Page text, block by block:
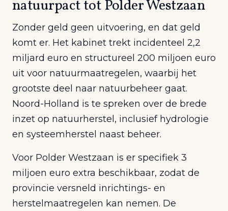
natuurpact tot Polder Westzaan
Zonder geld geen uitvoering, en dat geld
komt er. Het kabinet trekt incidenteel 2,2
miljard euro en structureel 200 miljoen euro
uit voor natuurmaatregelen, waarbij het
grootste deel naar natuurbeheer gaat.
Noord-Holland is te spreken over de brede
inzet op natuurherstel, inclusief hydrologie
en systeemherstel naast beheer.
Voor Polder Westzaan is er specifiek 3
miljoen euro extra beschikbaar, zodat de
provincie versneld inrichtings- en
herstelmaatregelen kan nemen. De